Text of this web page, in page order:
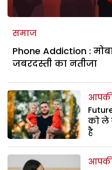
समाज
Phone Addiction :
जबरदस्ती का नतीजा
को ले
है